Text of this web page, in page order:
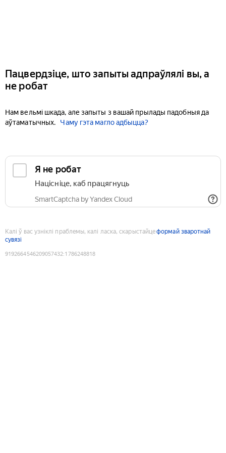
Пацвердзіце, што запыты адпраўлялі вы, а
не робат
Нам вельмі шкада, але запыты з вашай прылады падобныя да
аўтаматычных.
Чаму гэта магло адбыцца?
Я не робат
Націсніце, каб працягнуць
SmartCaptcha by Yandex Cloud
Калі ў вас узніклі праблемы, калі ласка, скарыстайцеформай зваротнай
сувязі
9192664546209057432:1786248818